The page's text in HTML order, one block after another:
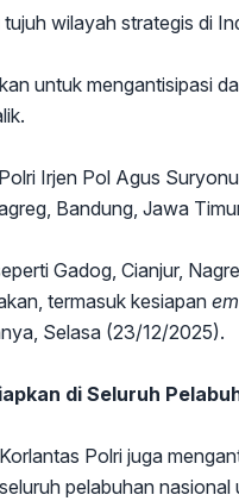
wilayah strategis di
untuk mengantisipasi
Irjen Pol Agus
Bandung, Jawa
Gadog, Cianjur,
termasuk kesiapan
Selasa (23/12/2025).
di Seluruh
Polri juga
pelabuhan